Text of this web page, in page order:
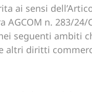
ai sensi
n. 283/24/
seguenti ambiti
altri diritti